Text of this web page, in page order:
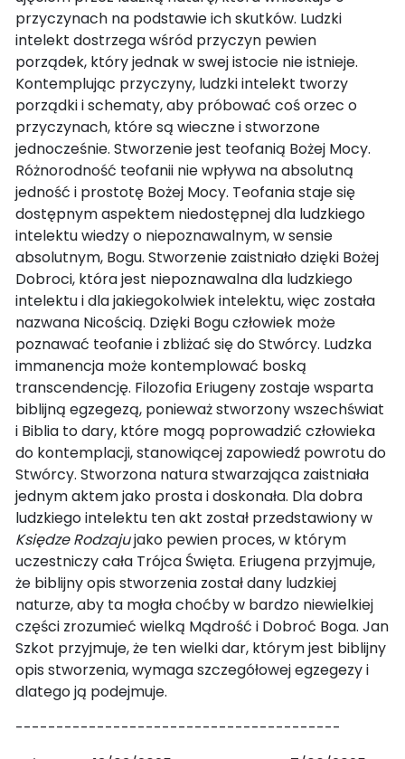
przyczynach na podstawie ich skutków. Ludzki
intelekt dostrzega wśród przyczyn pewien
porządek, który jednak w swej istocie nie istnieje.
Kontemplując przyczyny, ludzki intelekt tworzy
porządki i schematy, aby próbować coś orzec o
przyczynach, które są wieczne i stworzone
jednocześnie. Stworzenie jest teofanią Bożej Mocy.
Różnorodność teofanii nie wpływa na absolutną
jedność i prostotę Bożej Mocy. Teofania staje się
dostępnym aspektem niedostępnej dla ludzkiego
intelektu wiedzy o niepoznawalnym, w sensie
absolutnym, Bogu. Stworzenie zaistniało dzięki Bożej
Dobroci, która jest niepoznawalna dla ludzkiego
intelektu i dla jakiegokolwiek intelektu, więc została
nazwana Nicością. Dzięki Bogu człowiek może
poznawać teofanie i zbliżać się do Stwórcy. Ludzka
immanencja może kontemplować boską
transcendencję. Filozofia Eriugeny zostaje wsparta
biblijną egzegezą, ponieważ stworzony wszechświat
i Biblia to dary, które mogą poprowadzić człowieka
do kontemplacji, stanowiącej zapowiedź powrotu do
Stwórcy. Stworzona natura stwarzająca zaistniała
jednym aktem jako prosta i doskonała. Dla dobra
ludzkiego intelektu ten akt został przedstawiony w
Księdze Rodzajujako pewien proces, w którym
uczestniczy cała Trójca Święta. Eriugena przyjmuje,
że biblijny opis stworzenia został dany ludzkiej
naturze, aby ta mogła choćby w bardzo niewielkiej
części zrozumieć wielką Mądrość i Dobroć Boga. Jan
Szkot przyjmuje, że ten wielki dar, którym jest biblijny
opis stworzenia, wymaga szczegółowej egzegezy i
dlatego ją podejmuje.
----------------------------------------